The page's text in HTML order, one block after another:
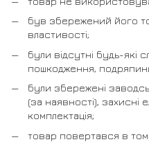
був збережений його
властивості;
були відсутні будь-які
пошкодження,
були збережені
(за наявності), захисні
комплектація;
товар повертався в